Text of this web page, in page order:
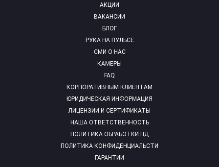
АКЦИИ
ВАКАНСИИ
БЛОГ
РУКА НА ПУЛЬСЕ
СМИ О НАС
КАМЕРЫ
FAQ
КОРПОРАТИВНЫМ КЛИЕНТАМ
ЮРИДИЧЕСКАЯ ИНФОРМАЦИЯ
ЛИЦЕНЗИИ И СЕРТИФИКАТЫ
НАША ОТВЕТСТВЕННОСТЬ
ПОЛИТИКА ОБРАБОТКИ ПД
ПОЛИТИКА КОНФИДЕНЦИАЛЬСТИ
ГАРАНТИИ